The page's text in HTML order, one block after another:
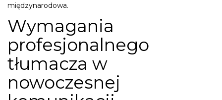
międzynarodowa.
Wymagania
profesjonalnego
tłumacza w
nowoczesnej